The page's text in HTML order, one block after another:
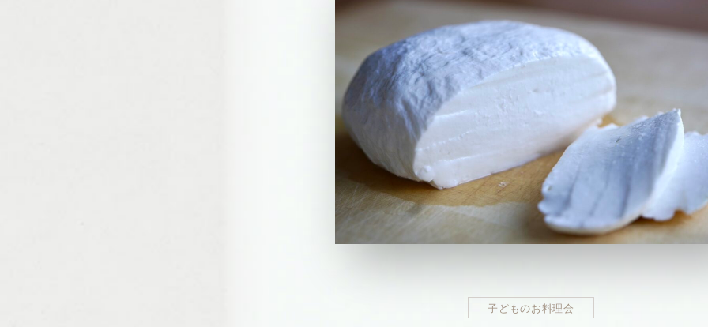
子どものお料理会